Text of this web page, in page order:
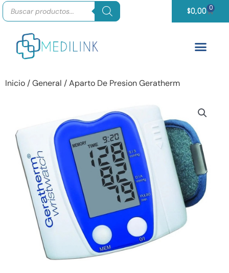
Ir
al
contenido
Búsqueda
productos
$0,00 0
Inicio/General / Aparto De Presion Geratherm